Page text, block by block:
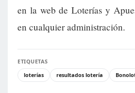
en la web de Loterías y
en cualquier administración.
ETIQUETAS
loterías
resultados lotería